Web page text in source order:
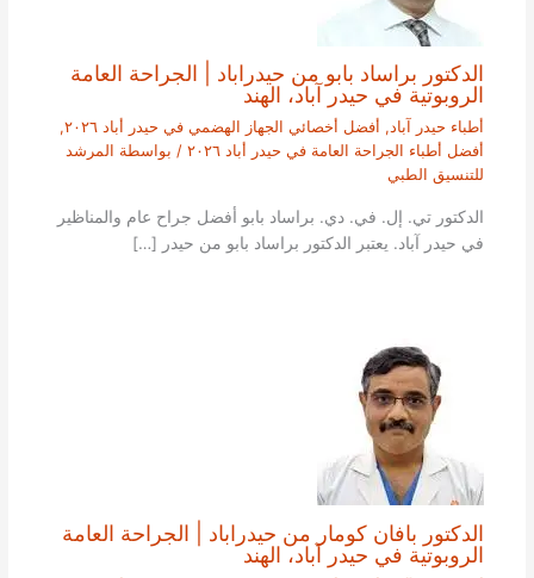
الدكتور براساد بابو من حيدراباد | الجراحة العامة
الروبوتية في حيدر آباد، الهند
أطباء حيدر آباد, أفضل أخصائي الجهاز الهضمي في حيدر أباد ٢٠٢٦
,
أفضل أطباء الجراحة العامة في حيدر أباد ٢٠٢٦
/ بواسطة المرشد
للتنسيق الطبي
الدكتور تي. إل. في. دي. براساد بابو أفضل جراح عام والمناظير
في حيدر آباد. يعتبر الدكتور براساد بابو من حيدر […]
الدكتور بافان كومار من حيدراباد | الجراحة العامة
الروبوتية في حيدر آباد، الهند